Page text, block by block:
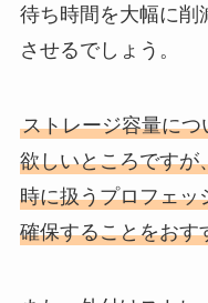
待ち時間を大幅に削
させるでしょう。
ストレージ容量に
欲しいところですが
時に扱うプロフェッ
確保することをおす